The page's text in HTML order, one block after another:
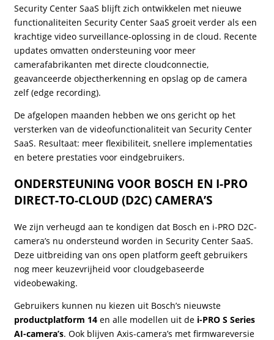
Security Center SaaS blijft zich ontwikkelen met nieuwe
functionaliteiten Security Center SaaS groeit verder als een
krachtige video surveillance-oplossing in de cloud. Recente
updates omvatten ondersteuning voor meer
camerafabrikanten met directe cloudconnectie,
geavanceerde objectherkenning en opslag op de camera
zelf (edge recording).
De afgelopen maanden hebben we ons gericht op het
versterken van de videofunctionaliteit van Security Center
SaaS. Resultaat: meer flexibiliteit, snellere implementaties
en betere prestaties voor eindgebruikers.
ONDERSTEUNING VOOR BOSCH EN I-PRO
DIRECT-TO-CLOUD (D2C) CAMERA’S
We zijn verheugd aan te kondigen dat Bosch en i-PRO D2C-
camera’s nu ondersteund worden in Security Center SaaS.
Deze uitbreiding van ons open platform geeft gebruikers
nog meer keuzevrijheid voor cloudgebaseerde
videobewaking.
Gebruikers kunnen nu kiezen uit Bosch’s nieuwste
productplatform 14 en alle modellen uit de i-PRO S Series
AI-camera’s. Ook blijven Axis-camera’s met firmwareversie